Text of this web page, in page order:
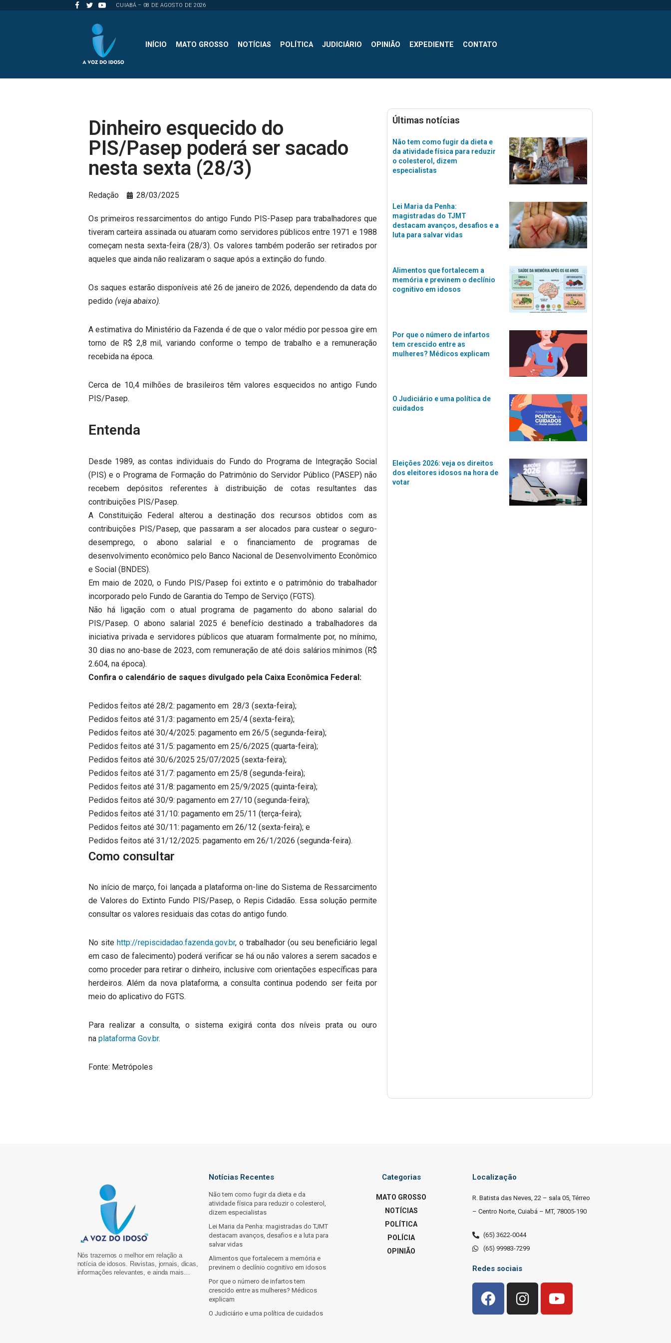
CUIABÁ – 08 DE AGOSTO DE 2026
INÍCIO MATO GROSSO NOTÍCIAS POLÍTICA JUDICIÁRIO OPINIÃO EXPEDIENTE CONTATO
Dinheiro esquecido do
PIS/Pasep poderá ser sacado
nesta sexta (28/3)
Redação 28/03/2025
Os primeiros ressarcimentos do antigo Fundo PIS-Pasep para trabalhadores que
tiveram carteira assinada ou atuaram como servidores públicos entre 1971 e 1988
começam nesta sexta-feira (28/3). Os valores também poderão ser retirados por
aqueles que ainda não realizaram o saque após a extinção do fundo.
Os saques estarão disponíveis até 26 de janeiro de 2026, dependendo da data do
pedido (veja abaixo).
A estimativa do Ministério da Fazenda é de que o valor médio por pessoa gire em
torno de R$ 2,8 mil, variando conforme o tempo de trabalho e a remuneração
recebida na época.
Cerca de 10,4 milhões de brasileiros têm valores esquecidos no antigo Fundo
PIS/Pasep.
Entenda
Desde 1989, as contas individuais do Fundo do Programa de Integração Social
(PIS) e o Programa de Formação do Patrimônio do Servidor Público (PASEP) não
recebem depósitos referentes à distribuição de cotas resultantes das
contribuições PIS/Pasep.
A Constituição Federal alterou a destinação dos recursos obtidos com as
contribuições PIS/Pasep, que passaram a ser alocados para custear o seguro-
desemprego, o abono salarial e o financiamento de programas de
desenvolvimento econômico pelo Banco Nacional de Desenvolvimento Econômico
e Social (BNDES).
Em maio de 2020, o Fundo PIS/Pasep foi extinto e o patrimônio do trabalhador
incorporado pelo Fundo de Garantia do Tempo de Serviço (FGTS).
Não há ligação com o atual programa de pagamento do abono salarial do
PIS/Pasep. O abono salarial 2025 é benefício destinado a trabalhadores da
iniciativa privada e servidores públicos que atuaram formalmente por, no mínimo,
30 dias no ano-base de 2023, com remuneração de até dois salários mínimos (R$
2.604, na época).
Confira o calendário de saques divulgado pela Caixa Econômica Federal:
Pedidos feitos até 28/2: pagamento em 28/3 (sexta-feira);
Pedidos feitos até 31/3: pagamento em 25/4 (sexta-feira);
Pedidos feitos até 30/4/2025: pagamento em 26/5 (segunda-feira);
Pedidos feitos até 31/5: pagamento em 25/6/2025 (quarta-feira);
Pedidos feitos até 30/6/2025 25/07/2025 (sexta-feira);
Pedidos feitos até 31/7: pagamento em 25/8 (segunda-feira);
Pedidos feitos até 31/8: pagamento em 25/9/2025 (quinta-feira);
Pedidos feitos até 30/9: pagamento em 27/10 (segunda-feira);
Pedidos feitos até 31/10: pagamento em 25/11 (terça-feira);
Pedidos feitos até 30/11: pagamento em 26/12 (sexta-feira); e
Pedidos feitos até 31/12/2025: pagamento em 26/1/2026 (segunda-feira).
Como consultar
No início de março, foi lançada a plataforma on-line do Sistema de Ressarcimento
de Valores do Extinto Fundo PIS/Pasep, o Repis Cidadão. Essa solução permite
consultar os valores residuais das cotas do antigo fundo.
No site http://repiscidadao.fazenda.gov.br, o trabalhador (ou seu beneficiário legal
em caso de falecimento) poderá verificar se há ou não valores a serem sacados e
como proceder para retirar o dinheiro, inclusive com orientações específicas para
herdeiros. Além da nova plataforma, a consulta continua podendo ser feita por
meio do aplicativo do FGTS.
Para realizar a consulta, o sistema exigirá conta dos níveis prata ou ouro
na plataforma Gov.br.
Fonte: Metrópoles
Últimas notícias
Não tem como fugir da dieta e
da atividade física para reduzir
o colesterol, dizem
especialistas
Lei Maria da Penha:
magistradas do TJMT
destacam avanços, desafios e a
luta para salvar vidas
Alimentos que fortalecem a
memória e previnem o declínio
cognitivo em idosos
Por que o número de infartos
tem crescido entre as
mulheres? Médicos explicam
O Judiciário e uma política de
cuidados
Eleições 2026: veja os direitos
dos eleitores idosos na hora de
votar
Nós trazemos o melhor em relação a
notícia de idosos. Revistas, jornais, dicas,
informações relevantes, e ainda mais…
Notícias Recentes
Não tem como fugir da dieta e da
atividade física para reduzir o colesterol,
dizem especialistas
Lei Maria da Penha: magistradas do TJMT
destacam avanços, desafios e a luta para
salvar vidas
Alimentos que fortalecem a memória e
previnem o declínio cognitivo em idosos
Por que o número de infartos tem
crescido entre as mulheres? Médicos
explicam
O Judiciário e uma política de cuidados
Categorias
MATO GROSSO
NOTÍCIAS
POLÍTICA
POLÍCIA
OPINIÃO
Localização
R. Batista das Neves, 22 – sala 05, Térreo
– Centro Norte, Cuiabá – MT, 78005-190
(65) 3622-0044
(65) 99983-7299
Redes sociais